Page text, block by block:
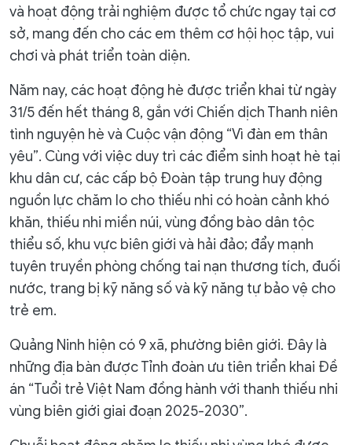
và hoạt động trải nghiệm được tổ chức ngay tại cơ
sở, mang đến cho các em thêm cơ hội học tập, vui
chơi và phát triển toàn diện.
Năm nay, các hoạt động hè được triển khai từ ngày
31/5 đến hết tháng 8, gắn với Chiến dịch Thanh niên
tình nguyện hè và Cuộc vận động “Vì đàn em thân
yêu”. Cùng với việc duy trì các điểm sinh hoạt hè tại
khu dân cư, các cấp bộ Đoàn tập trung huy động
nguồn lực chăm lo cho thiếu nhi có hoàn cảnh khó
khăn, thiếu nhi miền núi, vùng đồng bào dân tộc
thiểu số, khu vực biên giới và hải đảo; đẩy mạnh
tuyên truyền phòng chống tai nạn thương tích, đuối
nước, trang bị kỹ năng số và kỹ năng tự bảo vệ cho
trẻ em.
Quảng Ninh hiện có 9 xã, phường biên giới. Đây là
những địa bàn được Tỉnh đoàn ưu tiên triển khai Đề
án “Tuổi trẻ Việt Nam đồng hành với thanh thiếu nhi
vùng biên giới giai đoạn 2025-2030”.